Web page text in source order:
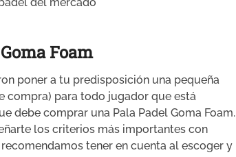
Foam
poner a tu predisposición una pequeña
compra) para todo jugador que está
debe comprar una Pala Padel Goma Foam.
los criterios más importantes con
tener en cuenta al escoger y